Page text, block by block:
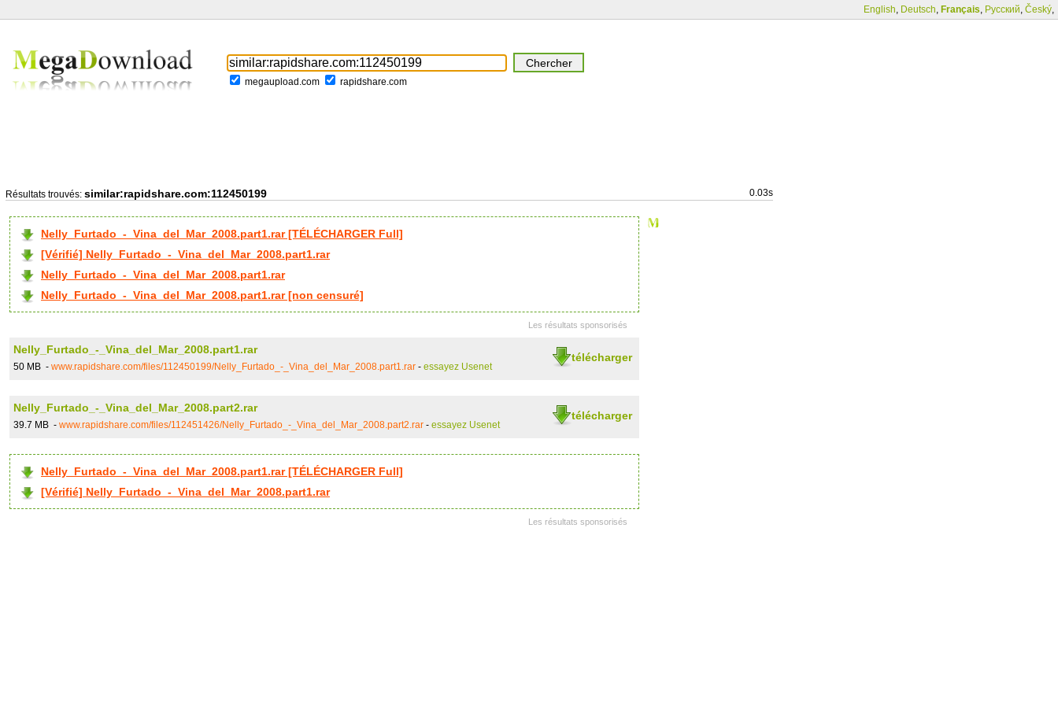
English, Deutsch, Français, Русский, Český,
megaupload.com rapidshare.com
Résultats trouvés: similar:rapidshare.com:112450199 0.03s
Nelly_Furtado_-_Vina_del_Mar_2008.part1.rar [TÉLÉCHARGER Full]
[Vérifié] Nelly_Furtado_-_Vina_del_Mar_2008.part1.rar
Nelly_Furtado_-_Vina_del_Mar_2008.part1.rar
Nelly_Furtado_-_Vina_del_Mar_2008.part1.rar [non censuré]
Les résultats sponsorisés
télécharger
Nelly_Furtado_-_Vina_del_Mar_2008.part1.rar
50 MB - www.rapidshare.com/files/112450199/Nelly_Furtado_-_Vina_del_Mar_2008.part1.rar - essayez Usenet
télécharger
Nelly_Furtado_-_Vina_del_Mar_2008.part2.rar
39.7 MB - www.rapidshare.com/files/112451426/Nelly_Furtado_-_Vina_del_Mar_2008.part2.rar - essayez Usenet
Nelly_Furtado_-_Vina_del_Mar_2008.part1.rar [TÉLÉCHARGER Full]
[Vérifié] Nelly_Furtado_-_Vina_del_Mar_2008.part1.rar
Les résultats sponsorisés